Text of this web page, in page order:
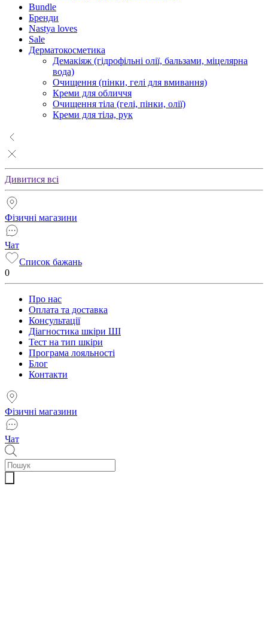
Bundle
Бренди
Nastya loves
Sale
Дерматокосметика
Демакіяж (гідрофільні олії, бальзами, міцелярна
вода)
Очищення (пінки, гелі для вмивання)
Креми для обличчя
Очищення тіла (гелі, пінки, олії)
Креми для тіла, рук
Дивитися всі
Фізичні магазини
Чат
Список бажань
0
Про нас
Оплата та доставка
Консультації
Діагностика шкіри ШІ
Тест на тип шкіри
Програма лояльності
Блог
Контакти
Фізичні магазини
Чат
Пошук
товарів